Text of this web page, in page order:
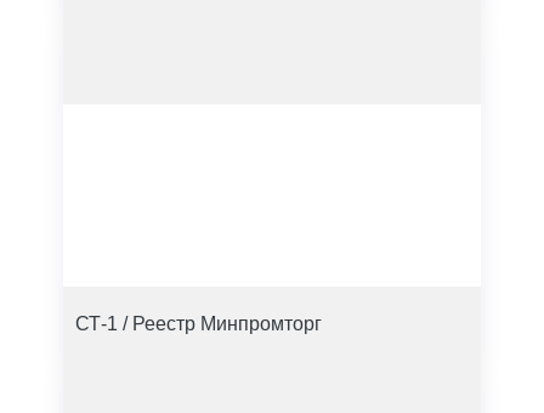
СТ-1 / Реестр Минпромторг